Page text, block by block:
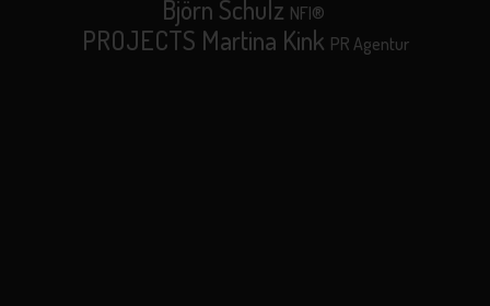
Björn Schulz NFI®
PROJECTS Martina Kink PR Agentur